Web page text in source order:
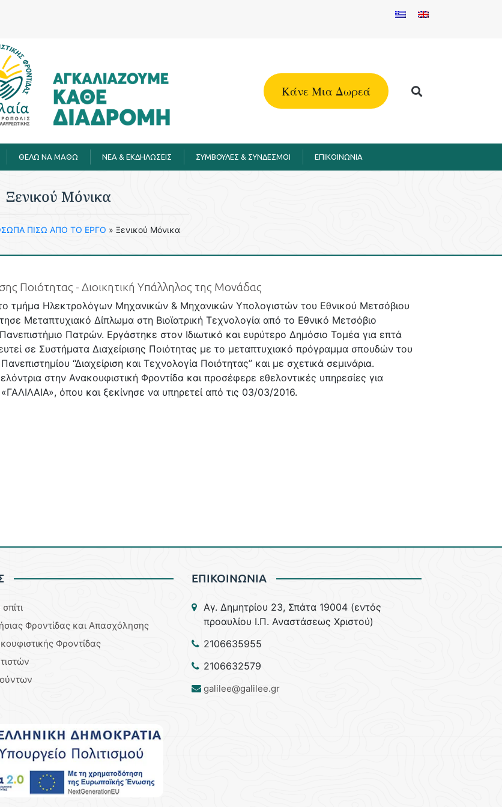
Kάνε Μια Δωρεά
ΘΕΛΩ ΝΑ ΜΑΘΩ ΝΕΑ & ΕΚΔΗΛΩΣΕΙΣ ΣΥΜΒΟΥΛΕΣ & ΣΥΝΔΕΣΜΟΙ EΠΙΚΟΙΝΩΝΙΑ
Ξενικού Μόνικα
ΠΙΣΩ ΑΠΟ ΤΟ ΕΡΓΟ » Ξενικού Μόνικα
Ποιότητας - Διοικητική Υπάλληλος της Μονάδας
τμήμα Ηλεκτρολόγων Μηχανικών & Μηχανικών Υπολογιστών του Εθνικού Μετσόβιου
Μεταπτυχιακό Δίπλωμα στη Βιοϊατρική Τεχνολογία από το Εθνικό Μετσόβιο
Πατρών. Εργάστηκε στον Ιδιωτικό και ευρύτερο Δημόσιο Τομέα για επτά
σε Συστήματα Διαχείρισης Ποιότητας με το μεταπτυχιακό πρόγραμμα σπουδών του
“Διαχείριση και Τεχνολογία Ποιότητας” και με σχετικά σεμινάρια.
στην Ανακουφιστική Φροντίδα και προσέφερε εθελοντικές υπηρεσίες για
όπου και ξεκίνησε να υπηρετεί από τις 03/03/2016.
Φροντίδας και Απασχόλησης
Φροντίδας
ΕΠΙΚΟΙΝΩΝΙΑ
Aγ. Δημητρίου 23, Σπάτα 19004 (εντός
προαυλίου Ι.Π. Αναστάσεως Χριστού)
2106635955
2106632579
galilee@galilee.gr